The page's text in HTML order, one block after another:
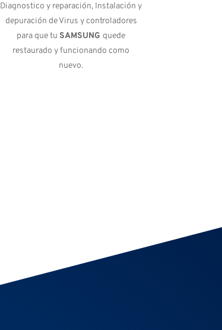
Diagnostico y reparación, Instalación y
depuración de Virus y controladores
para que tuSAMSUNG quede
restaurado y funcionando como
nuevo.